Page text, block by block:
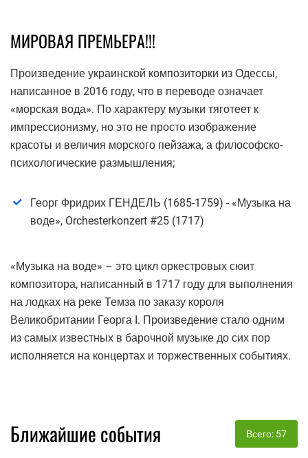
МИРОВАЯ ПРЕМЬЕРА!!!
Произведение украинской композиторки из Одессы,
написанное в 2016 году, что в переводе означает
«морская вода». По характеру музыки тяготеет к
импрессионизму, но это не просто изображение
красоты и величия морского пейзажа, а философско-
психологические размышления;
Георг Фридрих ГЕНДЕЛЬ (1685-1759) - «Музыка на
воде», Orchesterkonzert #25 (1717)
«Музыка на воде» – это цикл оркестровых сюит
композитора, написанный в 1717 году для выполнения
на лодках на реке Темза по заказу короля
Великобритании Георга I. Произведение стало одним
из самых известных в барочной музыке до сих пор
исполняется на концертах и ​​торжественных событиях.
Ближайшие события Всего: 57